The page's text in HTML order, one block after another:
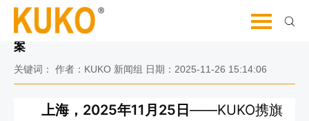
让我们更进一步的了解和认识
KUKO亮相SWOP 2025，展示创新包装机械解决方
案
关键词： 作者：KUKO 新闻组 日期：2025-11-26 15:14:06
上海，2025年11月25日 ——KUKO携旗